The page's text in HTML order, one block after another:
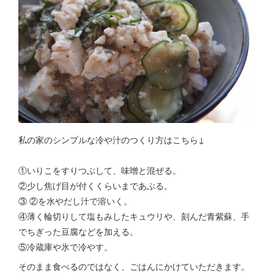
私の家のシンプルな冷や汁のつくり方はこちら↓
①いりこをすりつぶして、味噌と混ぜる。
②少し焦げ目が付くくらいまであぶる。
③ ②を水やだし汁で溶いく。
④薄く輪切りして塩もみしたキュウリや、刻んだ青紫蘇、手
でちぎった豆腐などを加える。
⑤冷蔵庫や氷で冷やす。
そのまま食べるのではなく、ごはんにかけていただきます。